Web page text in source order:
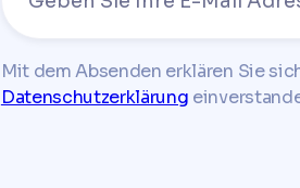
Mit dem Absenden erklären Sie
Datenschutzerklärung